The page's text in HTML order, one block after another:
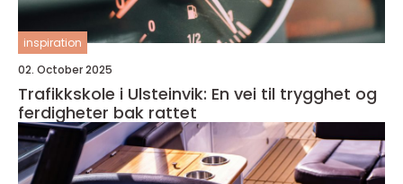
inspiration
02. October 2025
Trafikkskole i Ulsteinvik: En vei til trygghet og
ferdigheter bak rattet